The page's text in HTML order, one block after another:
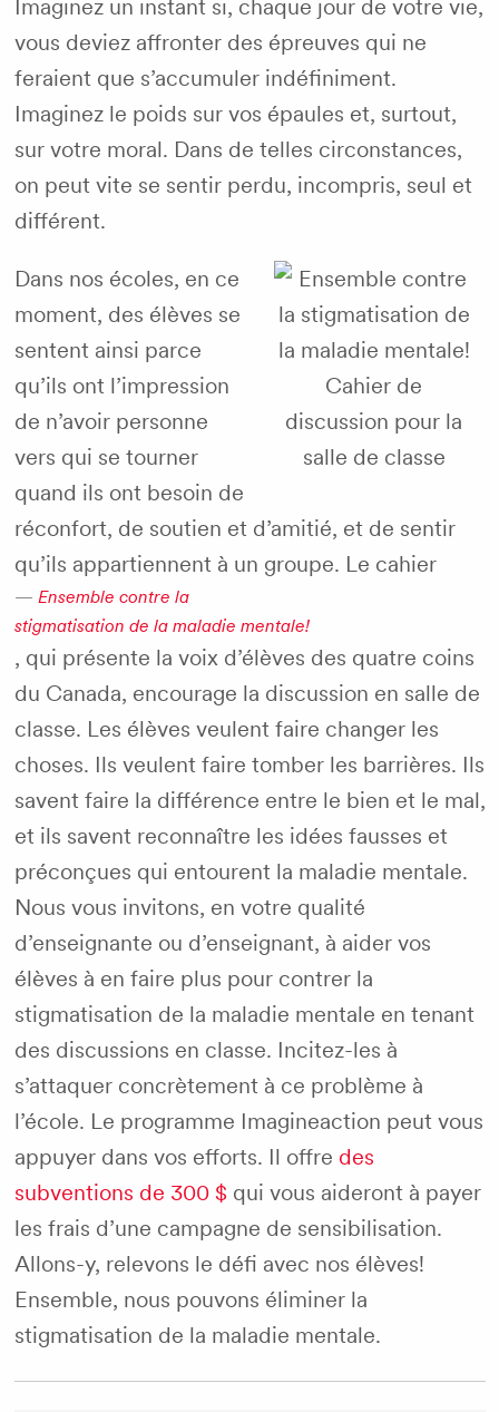
Imaginez un instant si, chaque jour de votre vie,
vous deviez affronter des épreuves qui ne
feraient que s’accumuler indéfiniment.
Imaginez le poids sur vos épaules et, surtout,
sur votre moral. Dans de telles circonstances,
on peut vite se sentir perdu, incompris, seul et
différent.
Dans nos écoles, en ce
moment, des élèves se
sentent ainsi parce
qu’ils ont l’impression
de n’avoir personne
vers qui se tourner
quand ils ont besoin de
réconfort, de soutien et d’amitié, et de sentir
qu’ils appartiennent à un groupe. Le cahier
Ensemble contre la
stigmatisation de la maladie mentale!
, qui présente la voix d’élèves des quatre coins
du Canada, encourage la discussion en salle de
classe. Les élèves veulent faire changer les
choses. Ils veulent faire tomber les barrières. Ils
savent faire la différence entre le bien et le mal,
et ils savent reconnaître les idées fausses et
préconçues qui entourent la maladie mentale.
Nous vous invitons, en votre qualité
d’enseignante ou d’enseignant, à aider vos
élèves à en faire plus pour contrer la
stigmatisation de la maladie mentale en tenant
des discussions en classe. Incitez-les à
s’attaquer concrètement à ce problème à
l’école. Le programme Imagineaction peut vous
appuyer dans vos efforts. Il offre des
subventions de 300 $ qui vous aideront à payer
les frais d’une campagne de sensibilisation.
Allons-y, relevons le défi avec nos élèves!
Ensemble, nous pouvons éliminer la
stigmatisation de la maladie mentale.